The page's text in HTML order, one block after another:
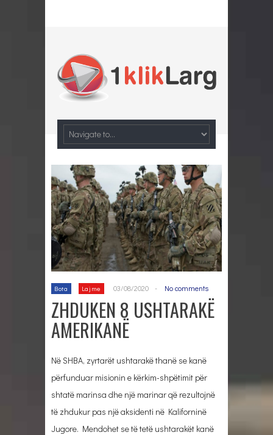
Bota Lajme 03/08/2020 - No comments
ZHDUKEN 8 USHTARAKË
AMERIKANË
Në SHBA, zyrtarët ushtarakë thanë se kanë
përfunduar misionin e kërkim-shpëtimit për
shtatë marinsa dhe një marinar që rezultojnë
të zhdukur pas një aksidenti në Kaliforninë
Jugore. Mendohet se të tetë ushtarakët kanë